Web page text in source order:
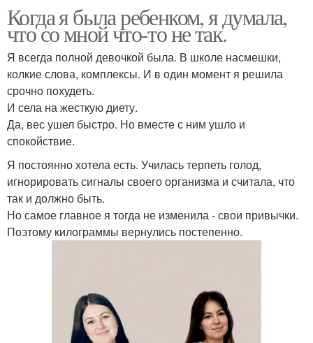
Когда я была ребенком, я думала,
что со мной что-то не так.
Я всегда полной девочкой была. В школе насмешки,
колкие слова, комплексы. И в один момент я решила
срочно похудеть.
И села на жесткую диету.
Да, вес ушел быстро. Но вместе с ним ушло и
спокойствие.
Я постоянно хотела есть. Училась терпеть голод,
игнорировать сигналы своего организма и считала, что
так и должно быть.
Но самое главное я тогда не изменила - свои привычки.
Поэтому килограммы вернулись постепенно.